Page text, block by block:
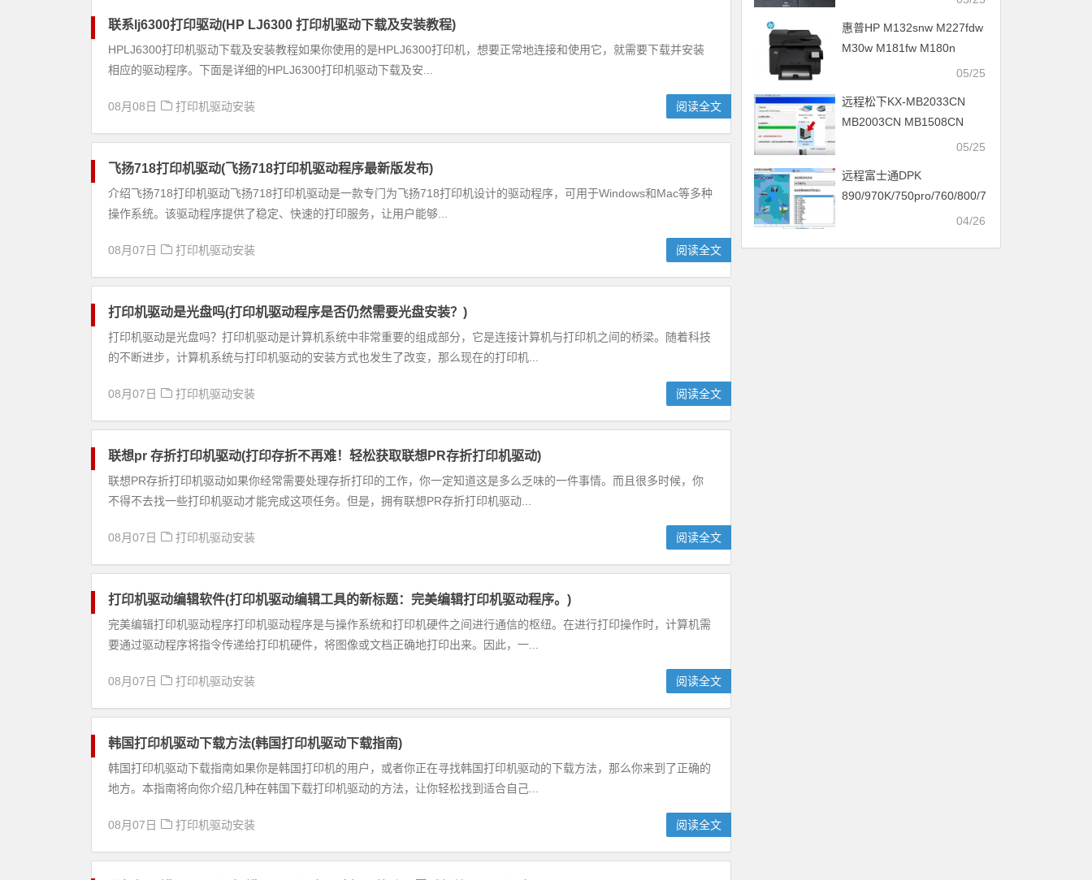
联系lj6300打印驱动(HP LJ6300 打印机驱动下载及安装教程)
HPLJ6300打印机驱动下载及安装教程如果你使用的是HPLJ6300打印机，想要正常地连接和使用它，就需要下载并安装
相应的驱动程序。下面是详细的HPLJ6300打印机驱动下载及安...
08月08日 打印机驱动安装 阅读全文
飞扬718打印机驱动(飞扬718打印机驱动程序最新版发布)
介绍飞扬718打印机驱动飞扬718打印机驱动是一款专门为飞扬718打印机设计的驱动程序，可用于Windows和Mac等多种
操作系统。该驱动程序提供了稳定、快速的打印服务，让用户能够...
08月07日 打印机驱动安装 阅读全文
打印机驱动是光盘吗(打印机驱动程序是否仍然需要光盘安装？)
打印机驱动是光盘吗？打印机驱动是计算机系统中非常重要的组成部分，它是连接计算机与打印机之间的桥梁。随着科技
的不断进步，计算机系统与打印机驱动的安装方式也发生了改变，那么现在的打印机...
08月07日 打印机驱动安装 阅读全文
联想pr 存折打印机驱动(打印存折不再难！轻松获取联想PR存折打印机驱动)
联想PR存折打印机驱动如果你经常需要处理存折打印的工作，你一定知道这是多么乏味的一件事情。而且很多时候，你
不得不去找一些打印机驱动才能完成这项任务。但是，拥有联想PR存折打印机驱动...
08月07日 打印机驱动安装 阅读全文
打印机驱动编辑软件(打印机驱动编辑工具的新标题：完美编辑打印机驱动程序。)
完美编辑打印机驱动程序打印机驱动程序是与操作系统和打印机硬件之间进行通信的枢纽。在进行打印操作时，计算机需
要通过驱动程序将指令传递给打印机硬件，将图像或文档正确地打印出来。因此，一...
08月07日 打印机驱动安装 阅读全文
韩国打印机驱动下载方法(韩国打印机驱动下载指南)
韩国打印机驱动下载指南如果你是韩国打印机的用户，或者你正在寻找韩国打印机驱动的下载方法，那么你来到了正确的
地方。本指南将向你介绍几种在韩国下载打印机驱动的方法，让你轻松找到适合自己...
08月07日 打印机驱动安装 阅读全文
惠普HP M132snw M227fdw
M30w M181fw M180n
05/25
远程松下KX-MB2033CN
MB2003CN MB1508CN
MB2038CN打印机驱动安装
05/25
远程富士通DPK
890/970K/750pro/760/800/710/770k
04/26